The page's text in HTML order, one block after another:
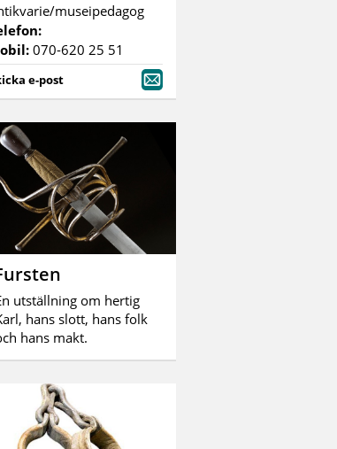
museipedagog
070-620 25 51
e-post
utställning om hertig
hans slott, hans folk
hans makt.